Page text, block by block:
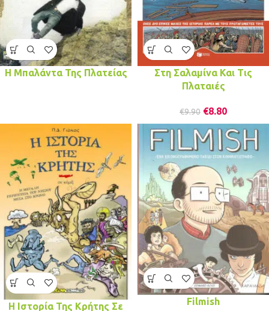
Η Μπαλάντα Της Πλατείας
Στη Σαλαμίνα Και Τις
Πλαταιές
€9.90 €8.80
Η Ιστορία Της Κρήτης Σε
Filmish